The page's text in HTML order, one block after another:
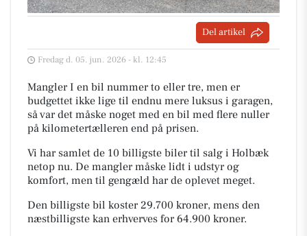
Del artikel
Fredag d. 05. jun. 2026 - kl. 12:45
Mangler I en bil nummer to eller tre, men er
budgettet ikke lige til endnu mere luksus i garagen,
så var det måske noget med en bil med flere nuller
på kilometertælleren end på prisen.
Vi har samlet de 10 billigste biler til salg i Holbæk
netop nu. De mangler måske lidt i udstyr og
komfort, men til gengæld har de oplevet meget.
Den billigste bil koster 29.700 kroner, mens den
næstbilligste kan erhverves for 64.900 kroner.